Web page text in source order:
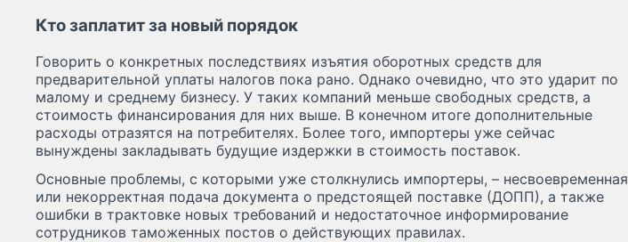
Кто заплатит за новый порядок
Говорить о конкретных последствиях изъятия оборотных средств для
предварительной уплаты налогов пока рано. Однако очевидно, что это ударит по
малому и среднему бизнесу. У таких компаний меньше свободных средств, а
стоимость финансирования для них выше. В конечном итоге дополнительные
расходы отразятся на потребителях. Более того, импортеры уже сейчас
вынуждены закладывать будущие издержки в стоимость поставок.
Основные проблемы, с которыми уже столкнулись импортеры, – несвоевременная
или некорректная подача документа о предстоящей поставке (ДОПП), а также
ошибки в трактовке новых требований и недостаточное информирование
сотрудников таможенных постов о действующих правилах.